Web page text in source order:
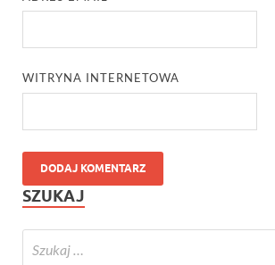
WITRYNA INTERNETOWA
SZUKAJ